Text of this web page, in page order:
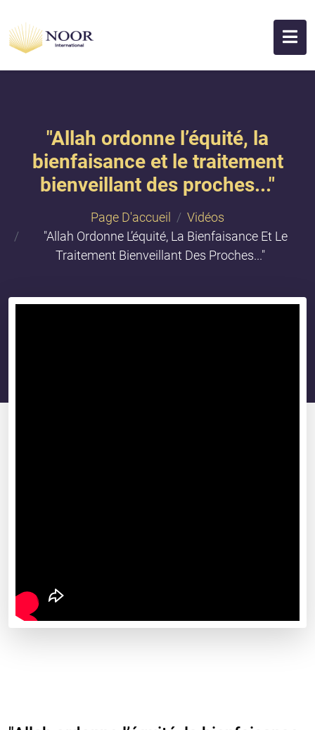
"Allah ordonne l’équité, la
bienfaisance et le traitement
bienveillant des proches..."
Page D'accueil
Vidéos
"Allah Ordonne L’équité, La Bienfaisance Et Le
Traitement Bienveillant Des Proches..."